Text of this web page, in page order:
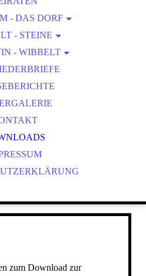
- DAS DORF
IN ZAHLEN
AHLEN
- STEINE
STEIN
STEIN
STEIN
STEIN
STEIN
STEIN
- WIBBELT
- ORTE
zum Download zur